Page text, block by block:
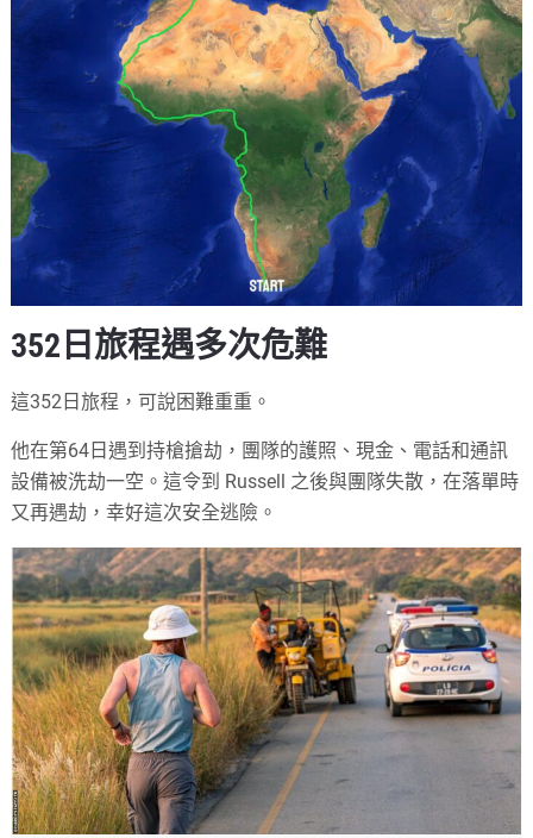
352日旅程遇多次危難
這352日旅程，可說困難重重。
他在第64日遇到持槍搶劫，團隊的護照、現金、電話和通訊
設備被洗劫一空。這令到 Russell 之後與團隊失散，在落單時
又再遇劫，幸好這次安全逃險。